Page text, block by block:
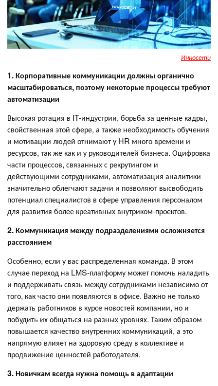
Инносети
1. Корпоративные коммуникации должны органично
масштабироваться, поэтому некоторые процессы требуют
автоматизации
Высокая ротация в IT-индустрии, борьба за ценные кадры,
свойственная этой сфере, а также необходимость обучения
и мотивации людей отнимают у HR много времени и
ресурсов, так же как и у руководителей бизнеса. Оцифровка
части процессов, связанных с рекрутингом и
действующими сотрудниками, автоматизация аналитики
значительно облегчают задачи и позволяют высвободить
потенциал специалистов в сфере управления персоналом
для развития более креативных внутриком-проектов.
2. Коммуникация между подразделениями осложняется
расстоянием
Особенно, если у вас распределенная команда. В этом
случае переход на LMS-платформу может помочь наладить
и поддерживать связь между сотрудниками независимо от
того, как часто они появляются в офисе. Важно не только
держать работников в курсе новостей компании, но и
побудить их общаться на разных уровнях. Таким образом
повышается качество внутренних коммуникаций, а это
напрямую влияет на здоровую среду в коллективе и
продвижение ценностей работодателя.
3. Новичкам всегда нужна помощь в адаптации